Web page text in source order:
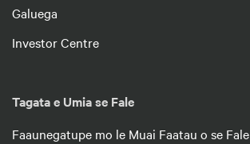
Galuega
Investor Centre
Tagata e Umia se Fale
Faaunegatupe mo le Muai Faatau o se Fale